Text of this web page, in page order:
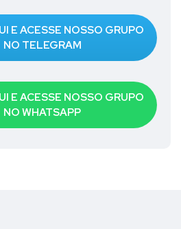
E ACESSE NOSSO GRUPO
NO TELEGRAM
E ACESSE NOSSO GRUPO
NO WHATSAPP